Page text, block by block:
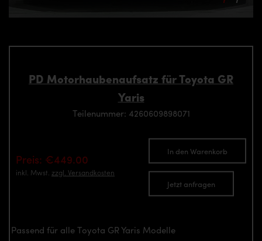
PD Motorhaubenaufsatz für Toyota GR
Yaris
Teilenummer: 4260609898071
Preis: €449.00
inkl. Mwst. zzgl. Versandkosten
In den Warenkorb
Jetzt anfragen
Passend für alle Toyota GR Yaris Modelle